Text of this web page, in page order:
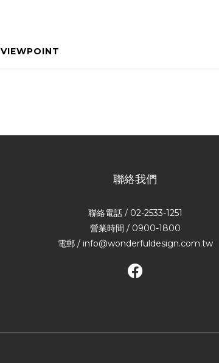
VIEWPOINT
聯絡我們
聯絡電話 / 02-2533-1251
營業時間 / 0900-1800
電郵 / info@wonderfuldesign.com.tw